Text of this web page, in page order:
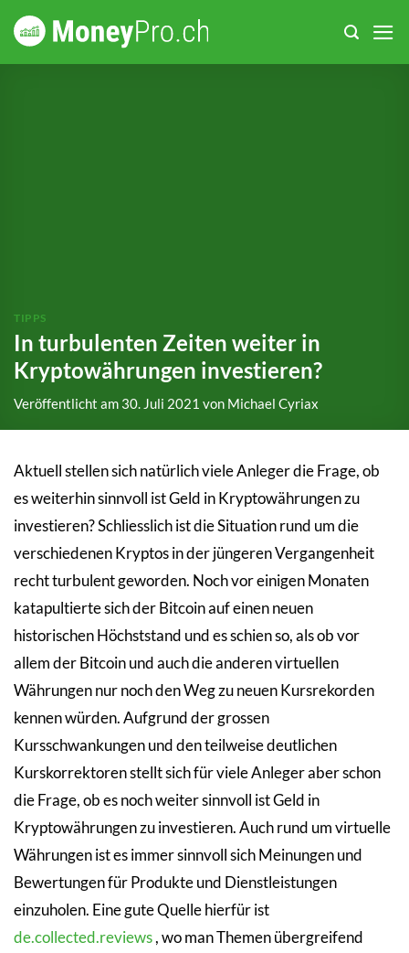
Zum
Inhalt
TIPPS
In turbulenten Zeiten weiter in
Kryptowährungen investieren?
Veröffentlicht am 30. Juli 2021 von Michael Cyriax
Aktuell stellen sich natürlich viele Anleger die Frage, ob
es weiterhin sinnvoll ist Geld in Kryptowährungen zu
investieren? Schliesslich ist die Situation rund um die
verschiedenen Kryptos in der jüngeren Vergangenheit
recht turbulent geworden. Noch vor einigen Monaten
katapultierte sich der Bitcoin auf einen neuen
historischen Höchststand und es schien so, als ob vor
allem der Bitcoin und auch die anderen virtuellen
Währungen nur noch den Weg zu neuen Kursrekorden
kennen würden. Aufgrund der grossen
Kursschwankungen und den teilweise deutlichen
Kurskorrektoren stellt sich für viele Anleger aber schon
die Frage, ob es noch weiter sinnvoll ist Geld in
Kryptowährungen zu investieren. Auch rund um virtuelle
Währungen ist es immer sinnvoll sich Meinungen und
Bewertungen für Produkte und Dienstleistungen
einzuholen. Eine gute Quelle hierfür ist
de.collected.reviews, wo man Themen übergreifend